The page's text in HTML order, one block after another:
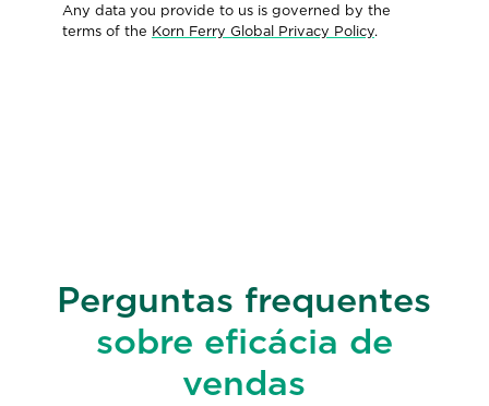
Any data you provide to us is governed by the
terms of the Korn Ferry Global Privacy Policy.
Perguntas frequentes
sobre eficácia de
vendas